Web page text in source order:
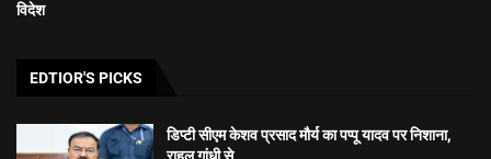
विदेश
EDTIOR'S PICKS
डिप्टी सीएम केशव प्रसाद मौर्य का पप्पू यादव पर निशाना,